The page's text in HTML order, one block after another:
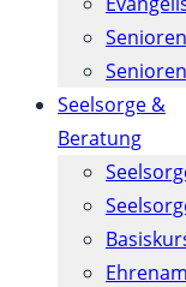
Seelsorge &
Beratung